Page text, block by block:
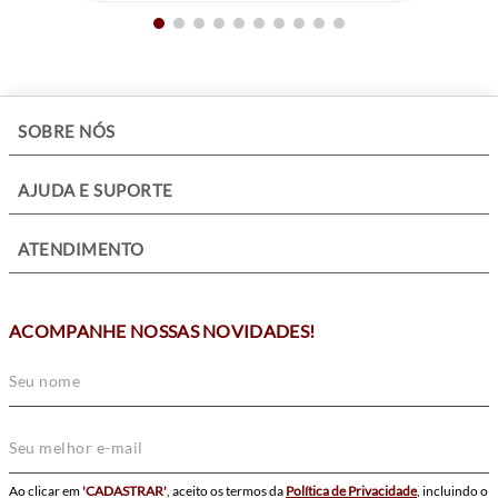
Com resistência à água de 10 ATM (100 metros), o Relógio
acompanha embalagem especial, tornando-se uma excelente
opção para colecionadores ou para presentear em ocasiões
SOBRE NÓS
AJUDA E SUPORTE
ATENDIMENTO
ACOMPANHE NOSSAS NOVIDADES!
Ao clicar em'CADASTRAR', aceito os termos da Política de Privacidade, incluindo o